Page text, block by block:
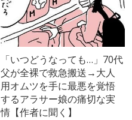
「いつどうなっても…」70代
父が全裸で救急搬送→大人
用オムツを手に最悪を覚悟
するアラサー娘の痛切な実
情【作者に聞く】